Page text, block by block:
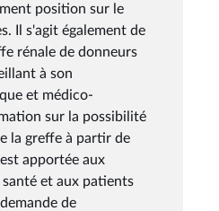
position sur le
Il s'agit également de
rénale de donneurs
à son
et médico-
sur la possibilité
la greffe à partir de
apportée aux
et aux patients
de